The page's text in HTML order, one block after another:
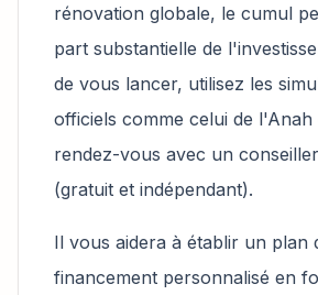
rénovation globale, le cumul
part substantielle de
de vous lancer, utilisez les
officiels comme celui de
rendez-vous avec un
(gratuit et indépendant).
Il vous aidera à établir un plan
financement personnalisé en